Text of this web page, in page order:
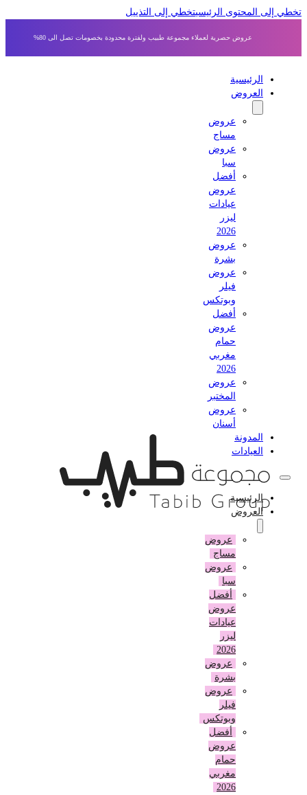
إلى المحتوى الرئيسي تخطي إلى التذييل
عروض حصرية لعملاء مجموعة طبيب ولفترة محدودة بخصومات تصل الى 80%
الرئيسية
العروض
عروض
مساج
عروض
أفضل
عروض
عيادات
2026
عروض
بشرة
عروض
وبوتكس
أفضل
عروض
حمام
مغربي
2026
عروض
المختبر
عروض
أسنان
المدونة
العيادات
الرئيسية
العروض
عروض
مساج
عروض
أفضل
عروض
عيادات
2026
عروض
بشرة
عروض
وبوتكس
أفضل
عروض
حمام
مغربي
2026